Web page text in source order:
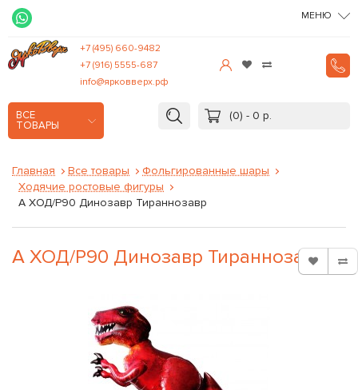
МЕНЮ
+7 (495) 660-9482
+7 (916) 5555-687
info@ярковверх.рф
ВСЕ
ТОВАРЫ
(0) - 0 р.
Главная Все товары
Фольгированные шары
Ходячие ростовые фигуры
А ХОД/P90 Динозавр Тираннозавр
А ХОД/P90 Динозавр Тираннозавр